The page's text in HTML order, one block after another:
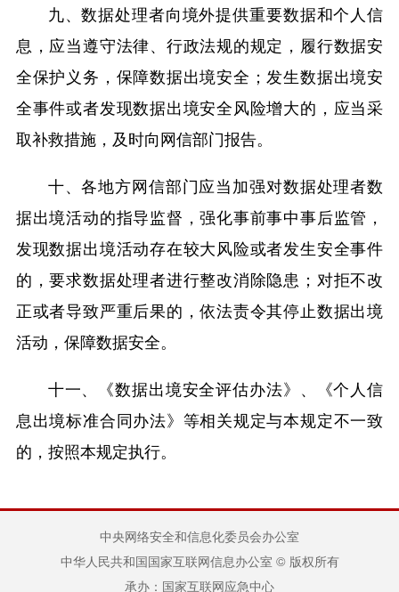
九、数据处理者向境外提供重要数据和个人信
息，应当遵守法律、行政法规的规定，履行数据安
全保护义务，保障数据出境安全；发生数据出境安
全事件或者发现数据出境安全风险增大的，应当采
取补救措施，及时向网信部门报告。
十、各地方网信部门应当加强对数据处理者数
据出境活动的指导监督，强化事前事中事后监管，
发现数据出境活动存在较大风险或者发生安全事件
的，要求数据处理者进行整改消除隐患；对拒不改
正或者导致严重后果的，依法责令其停止数据出境
活动，保障数据安全。
十一、《数据出境安全评估办法》、《个人信
息出境标准合同办法》等相关规定与本规定不一致
的，按照本规定执行。
中央网络安全和信息化委员会办公室
中华人民共和国国家互联网信息办公室 © 版权所有
承办：国家互联网应急中心